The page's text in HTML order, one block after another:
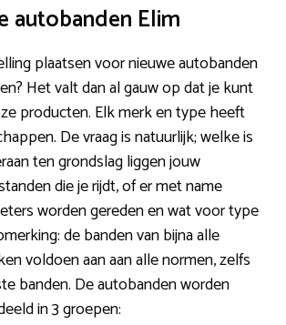
autobanden Elim
plaatsen voor nieuwe autobanden
Het valt dan al gauw op dat je kunt
producten. Elk merk en type heeft
De vraag is natuurlijk; welke is
ten grondslag liggen jouw
die je rijdt, of er met name
worden gereden en wat voor type
de banden van bijna alle
voldoen aan aan alle normen, zelfs
banden. De autobanden worden
in 3 groepen: